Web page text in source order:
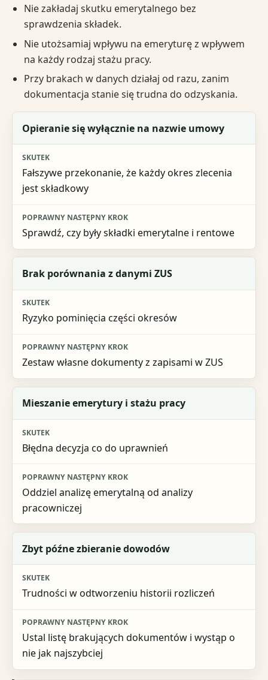
Nie zakładaj skutku emerytalnego bez
sprawdzenia składek.
Nie utożsamiaj wpływu na emeryturę z wpływem
na każdy rodzaj stażu pracy.
Przy brakach w danych działaj od razu, zanim
dokumentacja stanie się trudna do odzyskania.
Błąd
Skutek
Poprawny następny krok
Opieranie się wyłącznie na nazwie umowy
Fałszywe przekonanie, że każdy okres zlecenia
jest składkowy
Sprawdź, czy były składki emerytalne i rentowe
Brak porównania z danymi ZUS
Ryzyko pominięcia części okresów
Zestaw własne dokumenty z zapisami w ZUS
Mieszanie emerytury i stażu pracy
Błędna decyzja co do uprawnień
Oddziel analizę emerytalną od analizy
pracowniczej
Zbyt późne zbieranie dowodów
Trudności w odtworzeniu historii rozliczeń
Ustal listę brakujących dokumentów i wystąp o
nie jak najszybciej